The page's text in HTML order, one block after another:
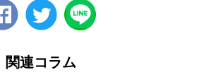
関連コラム